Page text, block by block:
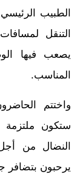
الطبيب
التنقل
يصعب فيها
المناسب.
واختتم
ستكون ملتزمة
النضال من
يرحبون بتضافر